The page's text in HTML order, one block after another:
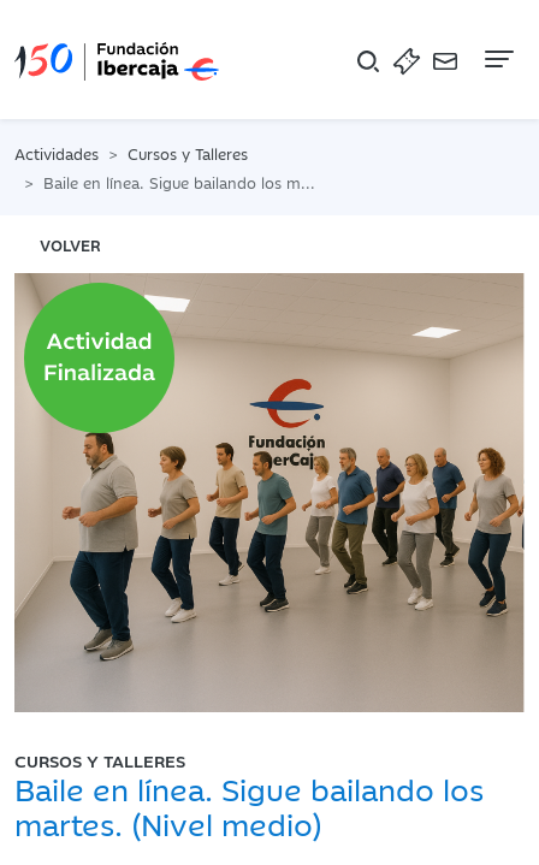
Actividades
Cursos y Talleres
Baile en línea. Sigue bailando los martes. (Nivel medio)
VOLVER
CURSOS Y TALLERES
Baile en línea. Sigue bailando los
martes. (Nivel medio)